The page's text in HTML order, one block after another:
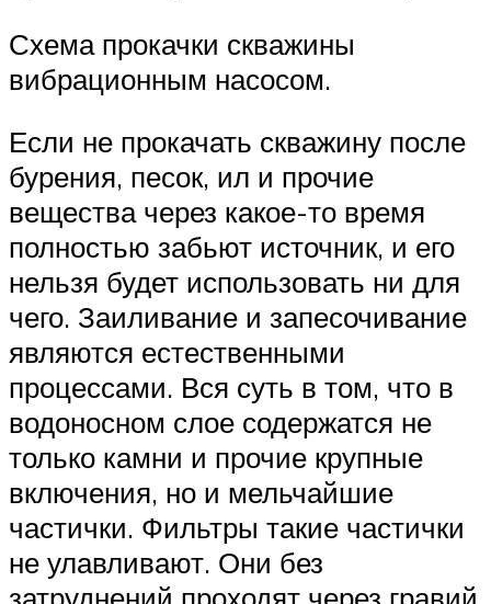
Схема прокачки скважины
вибрационным насосом.
Если не прокачать скважину после
бурения, песок, ил и прочие
вещества через какое-то время
полностью забьют источник, и его
нельзя будет использовать ни для
чего. Заиливание и запесочивание
являются естественными
процессами. Вся суть в том, что в
водоносном слое содержатся не
только камни и прочие крупные
включения, но и мельчайшие
частички. Фильтры такие частички
не улавливают. Они без